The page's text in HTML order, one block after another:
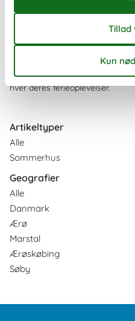
Sommerhuse på Ærø
Ærø er en af de dejlige
og også fra Fynshav på Als.
byer, flot natur og tre dejlige
hver deres ferieoplevelser.
Artikeltyper
Alle
Sommerhus
Geografier
Alle
Danmark
Ærø
Marstal
Ærøskøbing
Søby